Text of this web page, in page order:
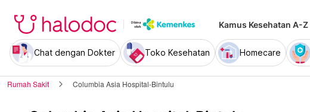
Kamus Kesehatan A-Z
Chat dengan Dokter Toko Kesehatan Homecare
Rumah Sakit Columbia Asia Hospital-Bintulu